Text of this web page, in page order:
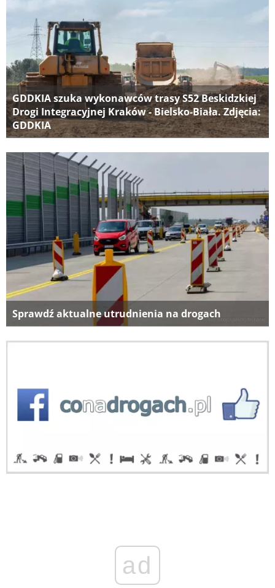
GDDKIA szuka wykonawców trasy S52 Beskidzkiej
Drogi Integracyjnej Kraków - Bielsko-Biała. Zdjęcia:
GDDKIA
Sprawdź aktualne utrudnienia na drogach
ad